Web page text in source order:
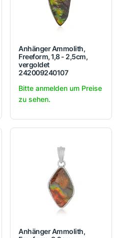
Anhänger Ammolith,
Freeform, 1,8 - 2,5cm,
vergoldet
242009240107
Bitte anmelden um Preise
zu sehen.
Anhänger Ammolith,